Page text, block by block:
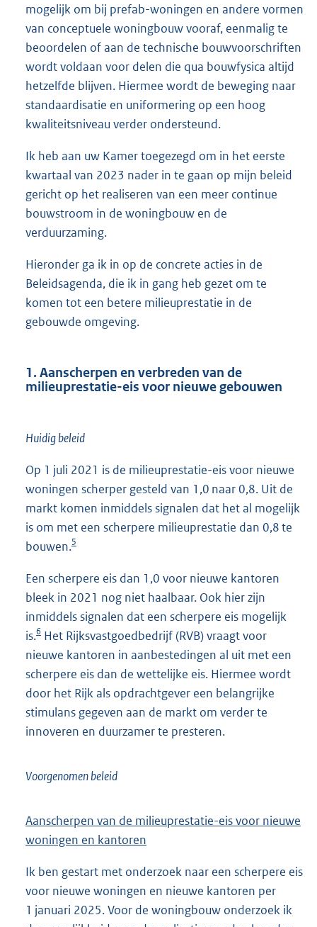
mogelijk om bij prefab-woningen en andere vormen
van conceptuele woningbouw vooraf, eenmalig te
beoordelen of aan de technische bouwvoorschriften
wordt voldaan voor delen die qua bouwfysica altijd
hetzelfde blijven. Hiermee wordt de beweging naar
standaardisatie en uniformering op een hoog
kwaliteitsniveau verder ondersteund.
Ik heb aan uw Kamer toegezegd om in het eerste
kwartaal van 2023 nader in te gaan op mijn beleid
gericht op het realiseren van een meer continue
bouwstroom in de woningbouw en de
verduurzaming.
Hieronder ga ik in op de concrete acties in de
Beleidsagenda, die ik in gang heb gezet om te
komen tot een betere milieuprestatie in de
gebouwde omgeving.
1. Aanscherpen en verbreden van de
milieuprestatie-eis voor nieuwe gebouwen
Huidig beleid
Op 1 juli 2021 is de milieuprestatie-eis voor nieuwe
woningen scherper gesteld van 1,0 naar 0,8. Uit de
markt komen inmiddels signalen dat het al mogelijk
is om met een scherpere milieuprestatie dan 0,8 te
bouwen.5
Een scherpere eis dan 1,0 voor nieuwe kantoren
bleek in 2021 nog niet haalbaar. Ook hier zijn
inmiddels signalen dat een scherpere eis mogelijk
is.6 Het Rijksvastgoedbedrijf (RVB) vraagt voor
nieuwe kantoren in aanbestedingen al uit met een
scherpere eis dan de wettelijke eis. Hiermee wordt
door het Rijk als opdrachtgever een belangrijke
stimulans gegeven aan de markt om verder te
innoveren en duurzamer te presteren.
Voorgenomen beleid
Aanscherpen van de milieuprestatie-eis voor nieuwe
woningen en kantoren
Ik ben gestart met onderzoek naar een scherpere eis
voor nieuwe woningen en nieuwe kantoren per
1 januari 2025. Voor de woningbouw onderzoek ik